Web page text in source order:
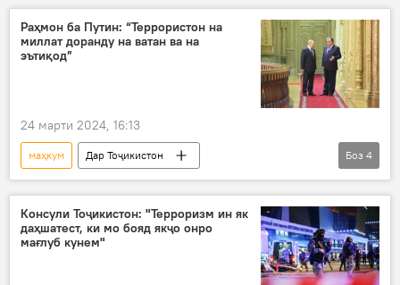
Илҳом Алиев
амали террористӣ
Раҳмон ба Путин: “Террористон на
миллат доранду на ватан ва на
эътиқод”
24 марти 2024, 16:13
маҳкум
Дар Тоҷикистон
Эмомалӣ Раҳмон
Владимир Путин
суҳбати телефонӣ
амали террористӣ
Русия
Боз 4
Консули Тоҷикистон: "Терроризм ин як
даҳшатест, ки мо бояд якҷо онро
мағлуб кунем"